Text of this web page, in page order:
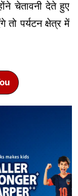
चेतावनी देते हुए
तो पर्यटन क्षेत्र में